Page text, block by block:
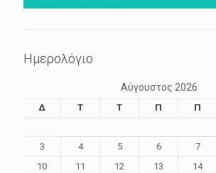
Ημερολόγιο
Αύγουστος 2026
Δ Τ Τ Π Π
3
4 5 6 7
10
11 12 13 14